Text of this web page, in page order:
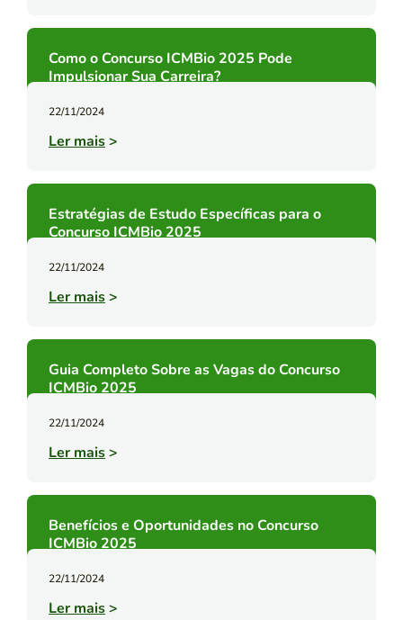
Como o Concurso ICMBio 2025 Pode
Impulsionar Sua Carreira?
22/11/2024
Ler mais>
Estratégias de Estudo Específicas para o
Concurso ICMBio 2025
22/11/2024
Ler mais>
Guia Completo Sobre as Vagas do Concurso
ICMBio 2025
22/11/2024
Ler mais>
Benefícios e Oportunidades no Concurso
ICMBio 2025
22/11/2024
Ler mais>